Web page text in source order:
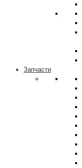
Запчасти